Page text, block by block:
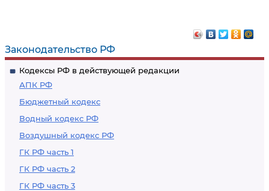
Законодательство РФ
Кодексы РФ в действующей редакции
АПК РФ
Бюджетный кодекс
Водный кодекс РФ
Воздушный кодекс РФ
ГК РФ часть 1
ГК РФ часть 2
ГК РФ часть 3